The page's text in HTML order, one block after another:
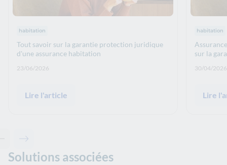
Thématiques : :
habitation
Tout savoir sur la garantie protection juridique
d'une assurance habitation
Date de publication: :
23/06/2026
Lire l'article
habitation
sur la
Date de
30/04/2026
Lire
Contenu précédent - Articles associés
Contenu suivant - Articles associés
Solutions associées